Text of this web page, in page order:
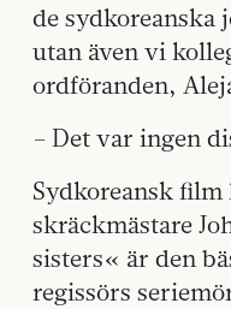
de sydkoreanska
utan även vi
ordföranden,
– Det var ingen
Sydkoreansk
skräckmästare
sisters« är den
regissörs